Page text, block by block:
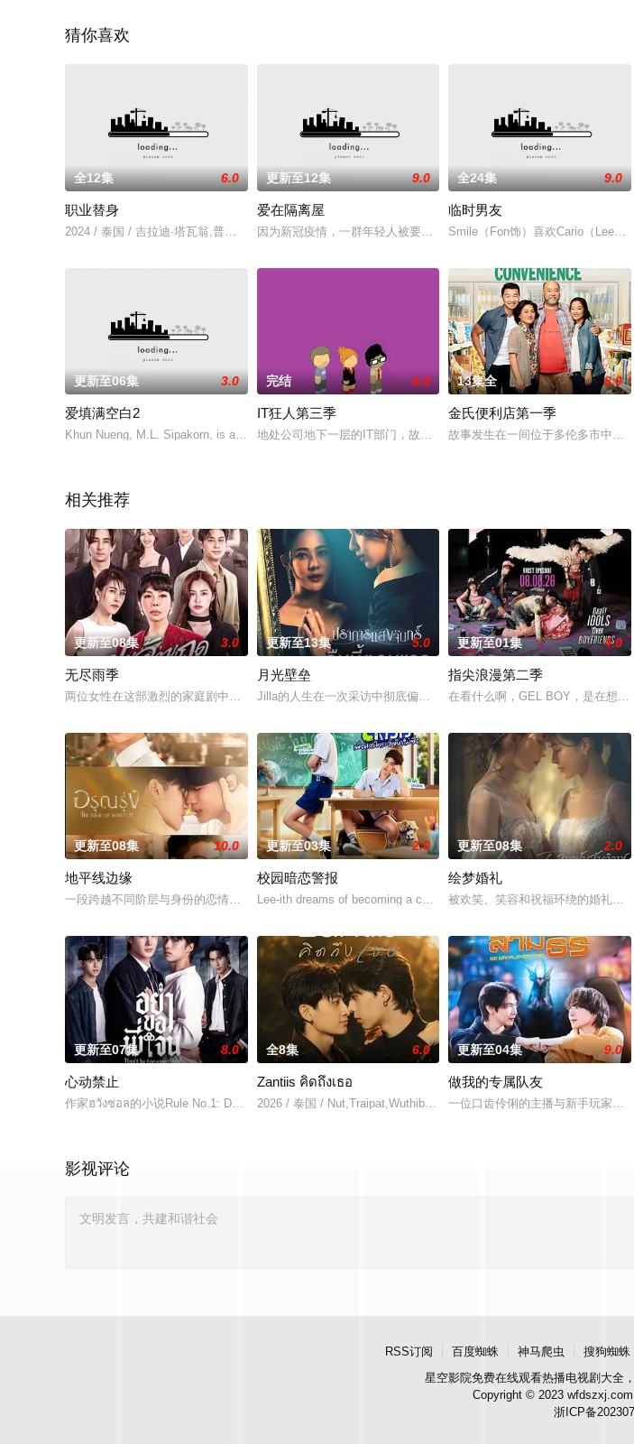
猜你喜欢
全12集 6.0
职业替身
2024 / 泰国 / 吉拉迪·塔瓦翁,普里潘·萨帕桑萨瓦特
更新至12集 9.0
爱在隔离屋
因为新冠疫情，一群年轻人被要求隔离在学生公寓14天，这期间能否开
全24集 9.0
临时男友
Smile（Fon饰）喜欢Cario（Lee饰
更新至06集 3.0
爱填满空白2
Khun Nueng, M.L. Sipakorn, is a stunning w
完结 6.0
IT狂人第三季
地处公司地下一层的IT部门，故事仍在继续。除了发型的变化，二男一
13集全 8.0
金氏便利店第一季
故事发生在一间位于多伦多市中心
相关推荐
更新至08集 3.0
无尽雨季
两位女性在这部激烈的家庭剧中争夺强大的蒂纳拉王朝领导权。法克法一生都在证明自己是合法
更新至13集 5.0
月光壁垒
Jilla的人生在一次采访中彻底偏离了轨道，她采访的对象是泰国著名房地
更新至01集 4.0
指尖浪漫第二季
在看什么啊，GEL BOY，是在想
更新至08集 10.0
地平线边缘
一段跨越不同阶层与身份的恋情。一方唯有自己的荣誉，另一方则关乎王室血统。身为仆人的
更新至03集 2.0
校园暗恋警报
Lee-ith dreams of becoming a cool indie ro
更新至08集 2.0
绘梦婚礼
被欢笑、笑容和祝福环绕的婚礼仅
更新至07集 8.0
心动禁止
作家ฮวังซอล的小说Rule No.1: Don't Be Too Emotio
全8集 6.0
Zantiis คิดถึงเธอ
2026 / 泰国 / Nut,Traipat,Wuthibowornnant,Team,Tatchanon
更新至04集 9.0
做我的专属队友
一位口齿伶俐的主播与新手玩家！
影视评论
RSS订阅 百度蜘蛛 神马爬虫 搜狗蜘蛛
星空影院免费在线观看热播电视剧大全
Copyright © 2023
浙ICP备